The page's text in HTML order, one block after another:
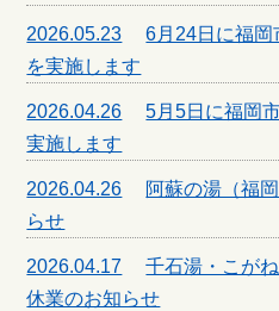
2026.05.23
6月24日に福岡
を実施します
2026.04.26
5月5日に福岡
実施します
2026.04.26
阿蘇の湯（福
らせ
2026.04.17
千石湯・こが
休業のお知らせ